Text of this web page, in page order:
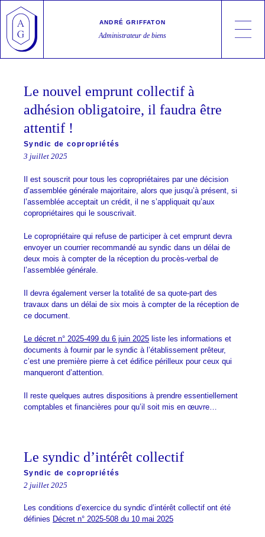
Skip
content
ANDRÉ GRIFFATON
Administrateur de biens
Le nouvel emprunt collectif à
adhésion obligatoire, il faudra être
attentif !
Syndic de copropriétés
3 juillet 2025
Il est souscrit pour tous les copropriétaires par une décision
d’assemblée générale majoritaire, alors que jusqu’à présent, si
l’assemblée acceptait un crédit, il ne s’appliquait qu’aux
copropriétaires qui le souscrivait.
Le copropriétaire qui refuse de participer à cet emprunt devra
envoyer un courrier recommandé au syndic dans un délai de
deux mois à compter de la réception du procès-verbal de
l’assemblée générale.
Il devra également verser la totalité de sa quote-part des
travaux dans un délai de six mois à compter de la réception de
ce document.
Le décret n° 2025-499 du 6 juin 2025 liste les informations et
documents à fournir par le syndic à l’établissement prêteur,
c’est une première pierre à cet édifice périlleux pour ceux qui
manqueront d’attention.
Il reste quelques autres dispositions à prendre essentiellement
comptables et financières pour qu’il soit mis en œuvre…
Le syndic d’intérêt collectif
Syndic de copropriétés
2 juillet 2025
Les conditions d’exercice du syndic d’intérêt collectif ont été
définies Décret n° 2025-508 du 10 mai 2025
Cookies management panel